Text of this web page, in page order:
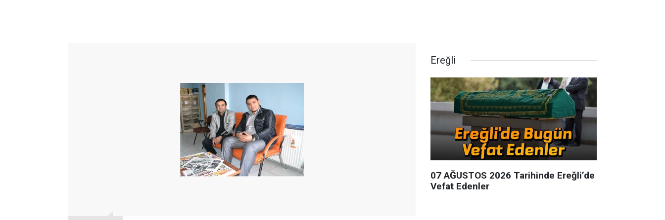
Ereğli
07 AĞUSTOS 2026 Tarihinde Ereğli’de
Vefat Edenler